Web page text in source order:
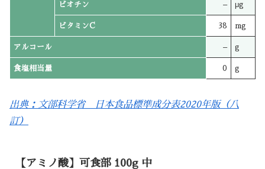
ビオチン – μg
ビタミンC 38 mg
アルコール – g
食塩相当量 0 g
出典：文部科学省 日本食品標準成分表2020年版（八
訂）
【アミノ酸】可食部 100g 中